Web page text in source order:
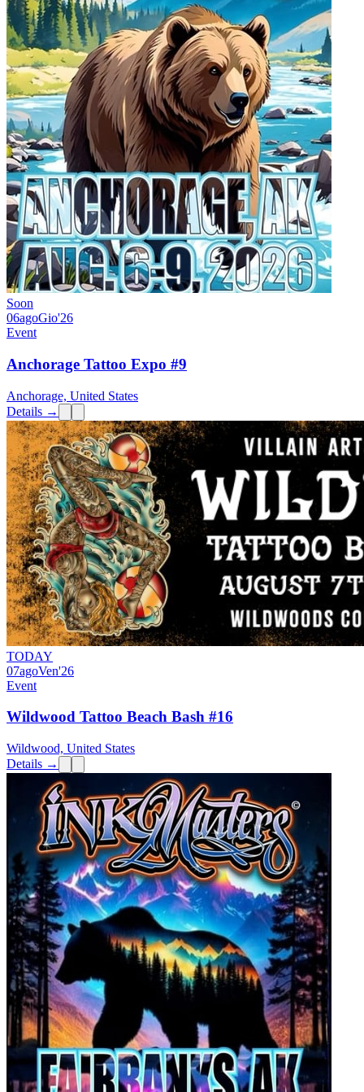
Soon
06agoGio'26
Event
Anchorage Tattoo Expo #9
Anchorage, United States
Details →
TODAY
07agoVen'26
Event
Wildwood Tattoo Beach Bash #16
Wildwood, United States
Details →